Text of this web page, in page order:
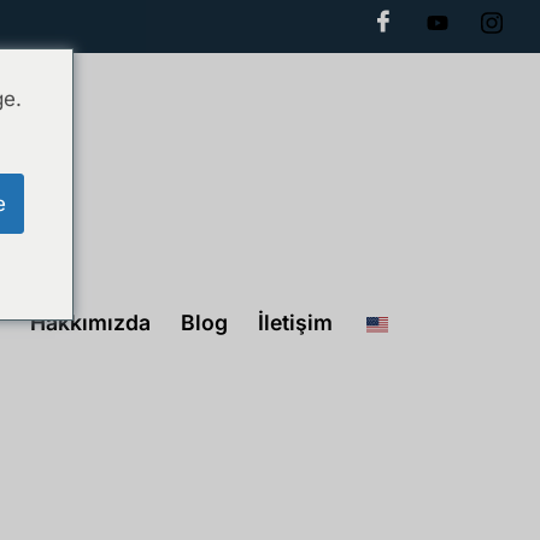
Hakkımızda Blog İletişim